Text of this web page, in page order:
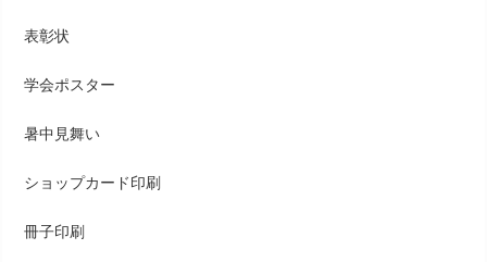
表彰状
学会ポスター
暑中見舞い
ショップカード印刷
冊子印刷